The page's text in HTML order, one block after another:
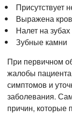
Присутствует
Выражена
Налет на зубах
Зубные камни
При первичном
жалобы
симптомов и
заболевания.
причин, которые